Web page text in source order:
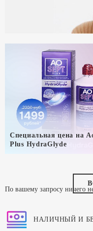
Специальная цена на
Plus HydraGlyde
По вашему запросу ничего
НАЛИЧНЫЙ И